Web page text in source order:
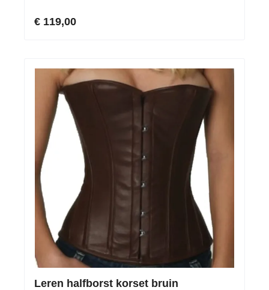
€ 119,00
Leren halfborst korset bruin